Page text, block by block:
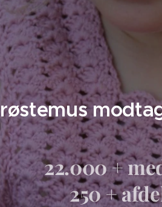
22.000 +
250 +